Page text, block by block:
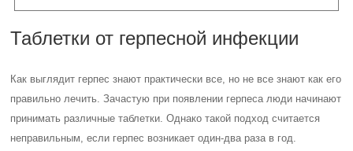
Таблетки от герпесной инфекции
Как выглядит герпес знают практически все, но не все знают как его
правильно лечить. Зачастую при появлении герпеса люди начинают
принимать различные таблетки. Однако такой подход считается
неправильным, если герпес возникает один-два раза в год.